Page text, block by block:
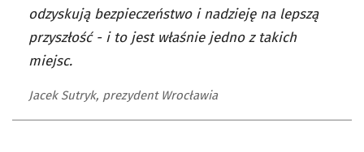
odzyskują bezpieczeństwo i nadzieję na lepszą
przyszłość - i to jest właśnie jedno z takich
miejsc.
Jacek Sutryk, prezydent Wrocławia